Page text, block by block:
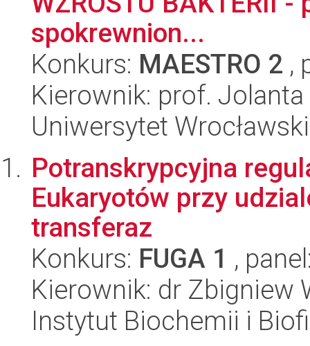
spokrewnion...
Konkurs: MAESTRO 2 ,
Kierownik: prof.
Uniwersytet Wrocławski
Potranskrypcyjna
Eukaryotów przy
transferaz
Konkurs: FUGA 1 ,
Kierownik: dr Zbigniew
Instytut Biochemii i